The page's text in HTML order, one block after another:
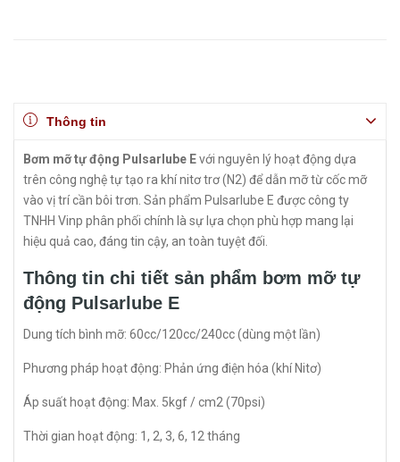
Thông tin
Bơm mỡ tự động Pulsarlube Evới nguyên lý hoạt động dựa
trên công nghệ tự tạo ra khí nitơ trơ (N2) để dẫn mỡ từ cốc mỡ
vào vị trí cần bôi trơn. Sản phẩm Pulsarlube E được công ty
TNHH Vinp phân phối chính là sự lựa chọn phù hợp mang lại
hiệu quả cao, đáng tin cậy, an toàn tuyệt đối.
Thông tin chi tiết sản phẩm bơm mỡ tự
động Pulsarlube E
Dung tích bình mỡ: 60cc/120cc/240cc (dùng một lần)
Phương pháp hoạt động: Phản ứng điện hóa (khí Nitơ)
Áp suất hoạt động: Max. 5kgf / cm2 (70psi)
Thời gian hoạt động: 1, 2, 3, 6, 12 tháng